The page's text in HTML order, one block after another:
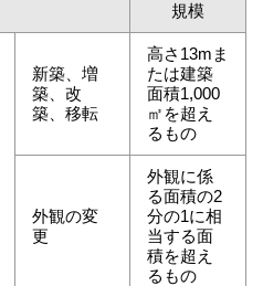
規模
新築、増
築、改
築、移転
高さ13mま
たは建築
面積1,000
㎡を超え
るもの
外観の変
更
外観に係
る面積の2
分の1に相
当する面
積を超え
るもの